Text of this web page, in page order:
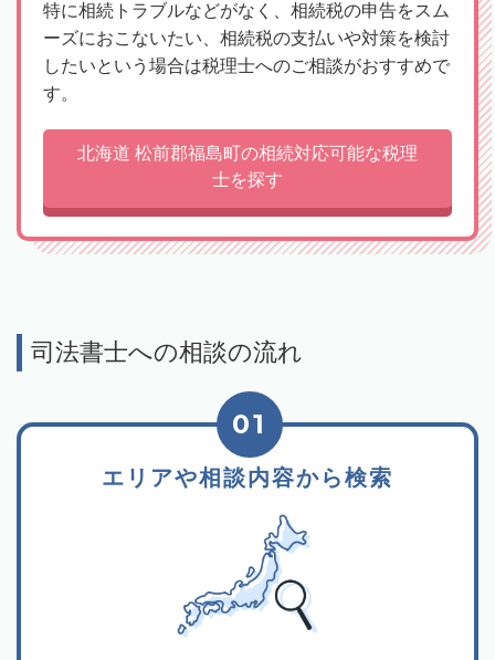
特に相続トラブルなどがなく、相続税の申告をスム
ーズにおこないたい、相続税の支払いや対策を検討
したいという場合は税理士へのご相談がおすすめで
す。
北海道 松前郡福島町の相続対応可能な税理
士を探す
司法書士への相談の流れ
エリアや相談内容から検索
01